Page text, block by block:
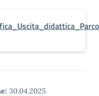
30.04.2025